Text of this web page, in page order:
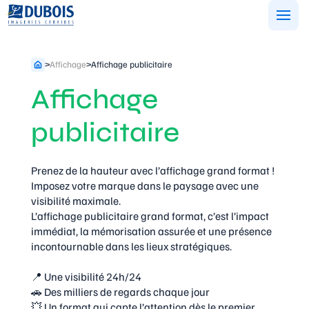
Aller
au
>Affichage>Affichage publicitaire
Affichage
publicitaire
Prenez de la hauteur avec l’affichage grand format !
Imposez votre marque dans le paysage avec une
visibilité maximale.
L’affichage publicitaire grand format, c’est l’impact
immédiat, la mémorisation assurée et une présence
incontournable dans les lieux stratégiques.
📍 Une visibilité 24h/24
🚗 Des milliers de regards chaque jour